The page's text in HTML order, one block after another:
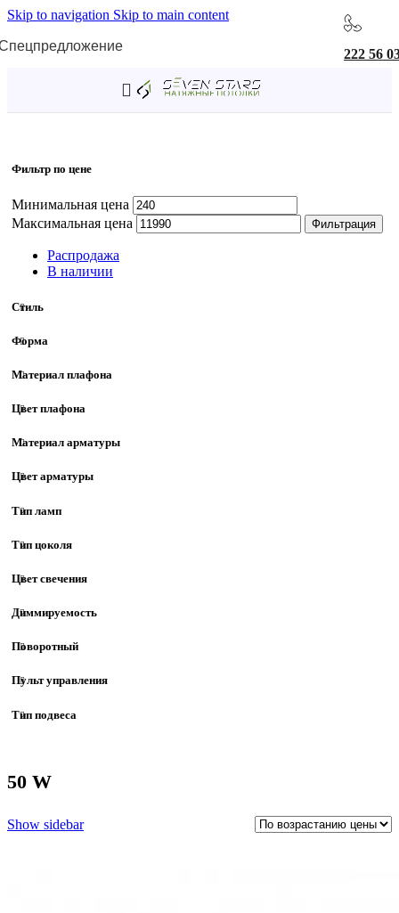
Skip to navigation Skip to main content
222 56
Товар Мощность общая
Фильтр по цене
Минимальная цена
Максимальная цена
Фильтрация
Распродажа
В наличии
Стиль
Форма
Материал плафона
Цвет плафона
Материал арматуры
Цвет арматуры
Тип ламп
Тип цоколя
Цвет свечения
Диммируемость
Поворотный
Пульт управления
Тип подвеса
50 W
Show sidebar